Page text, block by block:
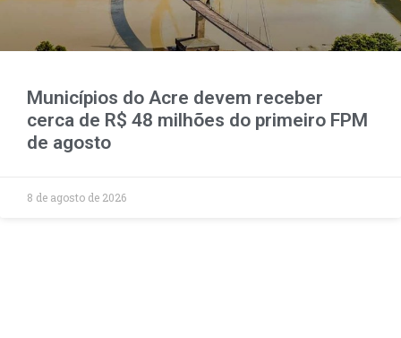
Municípios do Acre devem receber
cerca de R$ 48 milhões do primeiro FPM
de agosto
8 de agosto de 2026